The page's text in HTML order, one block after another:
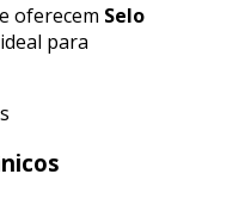
oferecem Selo
para